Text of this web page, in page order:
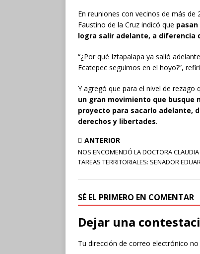
En reuniones con vecinos de más
Faustino de la Cruz indicó que
logra salir adelante, a diferencia
“¿Por qué Iztapalapa ya salió
Ecatepec seguimos en el hoyo?”,
Y agregó que para el nivel de rezago
un gran movimiento que busque
proyecto para sacarlo adelante,
derechos y libertades.
ANTERIOR
NOS ENCOMENDÓ LA DOCTORA
TAREAS TERRITORIALES: SENADOR
SÉ EL PRIMERO EN COMENTAR
Dejar una
Tu dirección de correo electrónico no